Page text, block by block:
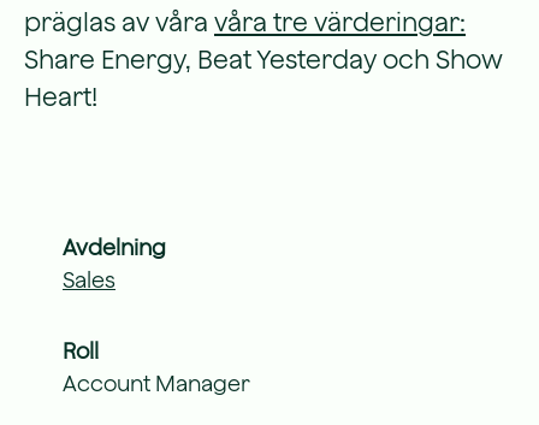
präglas av våra våra tre värderingar:
Share Energy, Beat Yesterday och Show
Heart!
Avdelning
Sales
Roll
Account Manager